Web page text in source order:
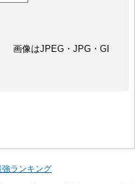
画像はJPEG・JPG・GI
ランキング